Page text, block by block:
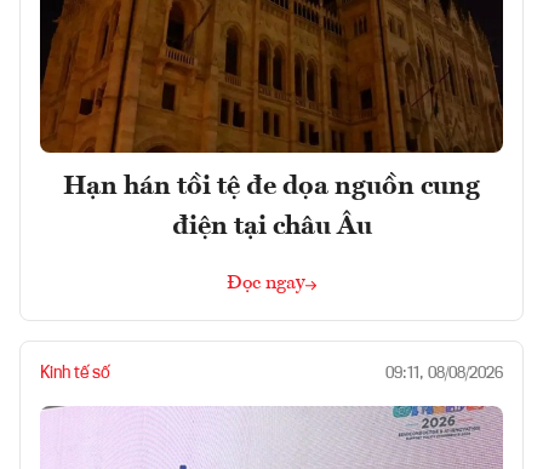
Hạn hán tồi tệ đe dọa nguồn cung
điện tại châu Âu
Đọc ngay
Kinh tế số 09:11, 08/08/2026